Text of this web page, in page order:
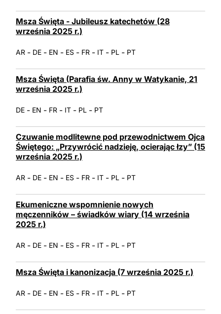
Msza Święta - Jubileusz katechetów (28
września 2025 r.)
AR - DE - EN - ES - FR - IT - PL - PT
Msza Święta (Parafia św. Anny w Watykanie, 21
września 2025 r.)
DE - EN - FR - IT - PL - PT
Czuwanie modlitewne pod przewodnictwem Ojca
Świętego: „Przywrócić nadzieję, ocierając łzy” (15
września 2025 r.)
AR - DE - EN - ES - FR - IT - PL - PT
Ekumeniczne wspomnienie nowych
męczenników – świadków wiary (14 września
2025 r.)
AR - DE - EN - ES - FR - IT - PL - PT
Msza Święta i kanonizacja (7 września 2025 r.)
AR - DE - EN - ES - FR - IT - PL - PT